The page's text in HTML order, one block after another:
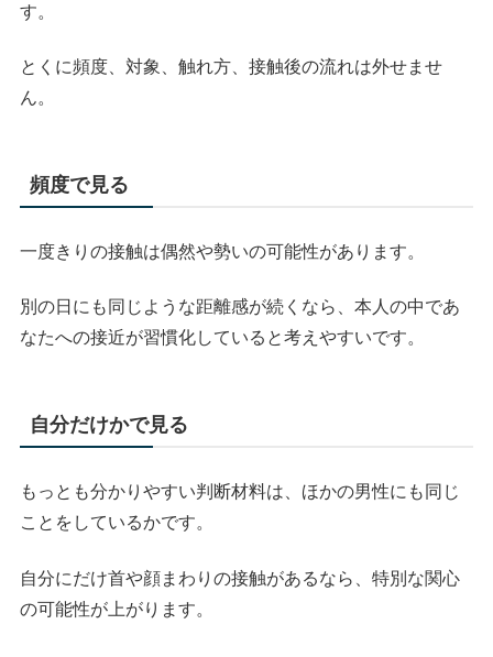
す。
とくに頻度、対象、触れ方、接触後の流れは外せませ
ん。
頻度で見る
一度きりの接触は偶然や勢いの可能性があります。
別の日にも同じような距離感が続くなら、本人の中であ
なたへの接近が習慣化していると考えやすいです。
自分だけかで見る
もっとも分かりやすい判断材料は、ほかの男性にも同じ
ことをしているかです。
自分にだけ首や顔まわりの接触があるなら、特別な関心
の可能性が上がります。